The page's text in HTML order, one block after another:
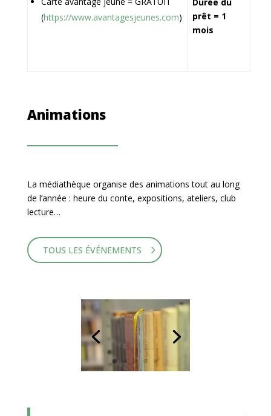
(https://www.avantagesjeunes.com)
prêt = 1
mois
Animations
La médiathèque organise des animations tout au long
de l’année : heure du conte, expositions, ateliers, club
lecture…
TOUS LES ÉVÉNEMENTS